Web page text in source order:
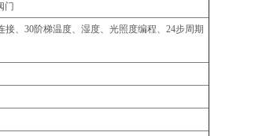
门
、30阶梯温度、湿度、光照度编程、24步周期